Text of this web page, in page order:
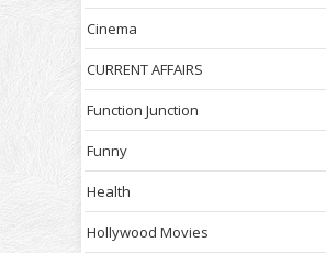
Cinema
CURRENT AFFAIRS
Function Junction
Funny
Health
Hollywood Movies